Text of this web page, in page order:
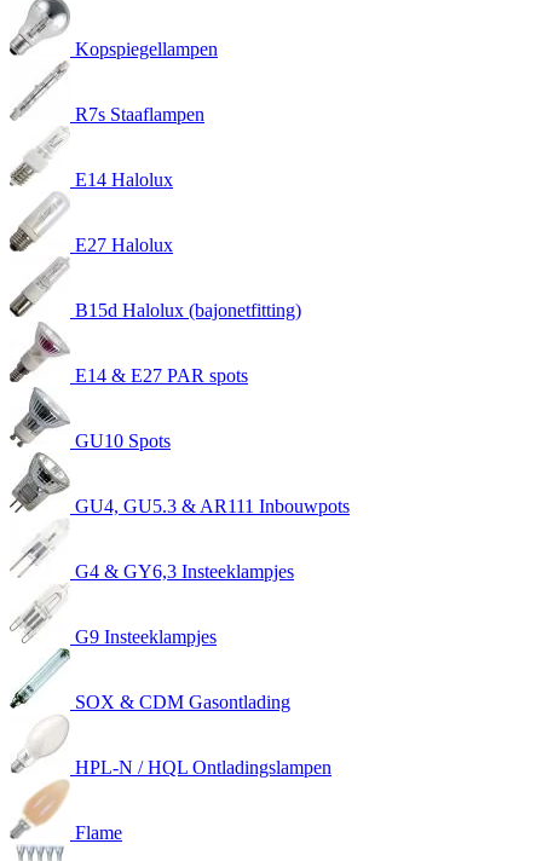
Kopspiegellampen
R7s Staaflampen
E14 Halolux
E27 Halolux
B15d Halolux (bajonetfitting)
E14 & E27 PAR spots
GU10 Spots
GU4, GU5.3 & AR111 Inbouwpots
G4 & GY6,3 Insteeklampjes
G9 Insteeklampjes
SOX & CDM Gasontlading
HPL-N / HQL Ontladingslampen
Flame